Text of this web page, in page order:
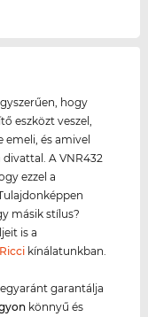
hogy
eszközt veszel,
és amivel
A VNR432
ezzel a
másik stílus?
is a
kínálatunkban.
garantálja
könnyű és